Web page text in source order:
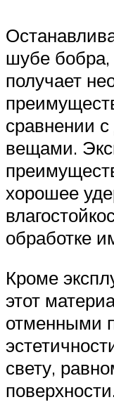
шубе бобра,
получает
сравнении
вещами.
хорошее
обработке
Кроме
этот
отменными
свету,